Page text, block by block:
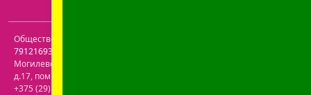
Общество с ограниченной ответственностью "Пролайф" УНП
791216930
Могилевская обл.
д.17, пом. 116
+375 (29) 613-08-30